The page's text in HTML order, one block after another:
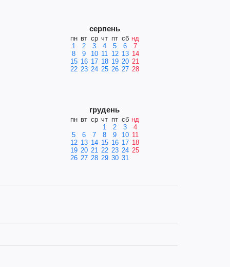
серпень
пн вт ср чт пт сб нд
1
2 3 4 5 6
7
8
9 10 11 12 13 14
15 16 17 18 19 20 21
22 23 24 25 26 27 28
грудень
пн вт ср чт пт сб нд
1
2 3
4
5
6 7 8 9 10 11
12 13 14 15 16 17 18
19 20 21 22 23 24 25
26 27 28 29 30 31